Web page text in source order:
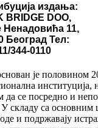
издања:
BRIDGE DOO,
Ненадовића 11,
Београд Тел:
344-0110
је половином
институција,
да се посредно и
складу са основним
и подржавају